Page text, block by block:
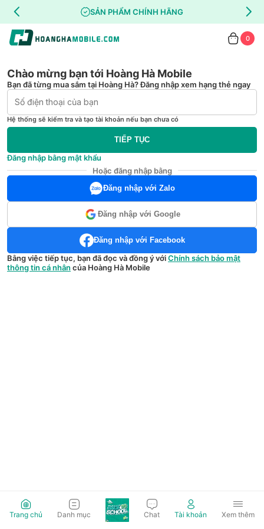
SẢN PHẨM CHÍNH HÃNG
0
Chào mừng bạn tới Hoàng Hà Mobile
Bạn đã từng mua sắm tại Hoàng Hà? Đăng nhập xem hạng thẻ ngay
Hệ thống sẽ kiểm tra và tạo tài khoản nếu bạn chưa có
TIẾP TỤC
Đăng nhập bằng mật khẩu
Hoặc đăng nhập bằng
Đăng nhập với Zalo
Đăng nhập với Google
Đăng nhập với Facebook
Bằng việc tiếp tục, bạn đã đọc và đồng ý vớiChính sách bảo mật
thông tin cá nhân của Hoàng Hà Mobile
Trang chủ Danh mục Chat Tài khoản Xem thêm